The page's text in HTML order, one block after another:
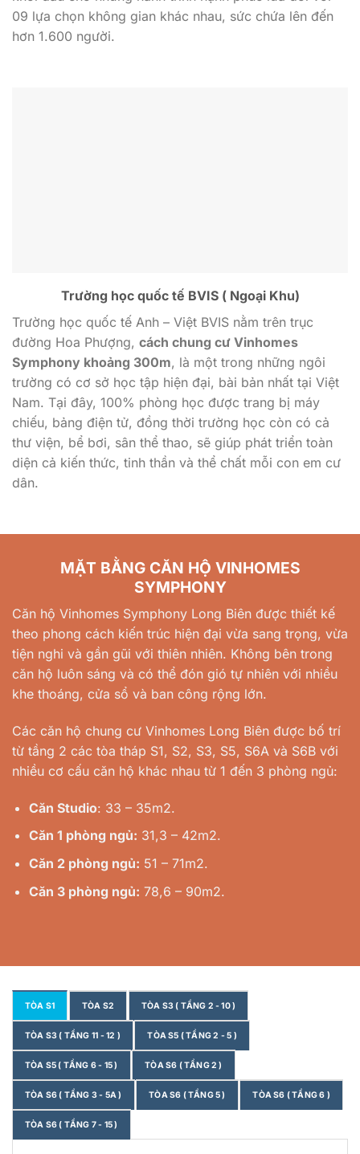
09 lựa chọn không gian khác nhau, sức chứa lên đến
hơn 1.600 người.
Trường học quốc tế BVIS ( Ngoại Khu)
Trường học quốc tế Anh – Việt BVIS nằm trên trục
đường Hoa Phượng, cách chung cư Vinhomes
Symphony khoảng 300m, là một trong những ngôi
trường có cơ sở học tập hiện đại, bài bản nhất tại Việt
Nam. Tại đây, 100% phòng học được trang bị máy
chiếu, bảng điện tử, đồng thời trường học còn có cả
thư viện, bể bơi, sân thể thao, sẽ giúp phát triển toàn
diện cả kiến thức, tinh thần và thể chất mỗi con em cư
dân.
MẶT BẰNG CĂN HỘ VINHOMES
SYMPHONY
Căn hộ Vinhomes Symphony Long Biên được thiết kế
theo phong cách kiến trúc hiện đại vừa sang trọng, vừa
tiện nghi và gần gũi với thiên nhiên. Không bên trong
căn hộ luôn sáng và có thể đón gió tự nhiên với nhiều
khe thoáng, cửa sổ và ban công rộng lớn.
Các căn hộ chung cư Vinhomes Long Biên được bố trí
từ tầng 2 các tòa tháp S1, S2, S3, S5, S6A và S6B với
nhiều cơ cấu căn hộ khác nhau từ 1 đến 3 phòng ngủ:
Căn Studio: 33 – 35m2.
Căn 1 phòng ngủ: 31,3 – 42m2.
Căn 2 phòng ngủ: 51 – 71m2.
Căn 3 phòng ngủ: 78,6 – 90m2.
TÒA S1 TÒA S2 TÒA S3 ( TẦNG 2 - 10 )
TÒA S3 ( TẦNG 11 - 12 ) TÒA S5 ( TẦNG 2 - 5 )
TÒA S5 ( TẦNG 6 - 15 ) TÒA S6 ( TẦNG 2 )
TÒA S6 ( TẦNG 3 - 5A ) TÒA S6 ( TẦNG 5 ) TÒA S6 ( TẦNG 6 )
TÒA S6 ( TẦNG 7 - 15 )